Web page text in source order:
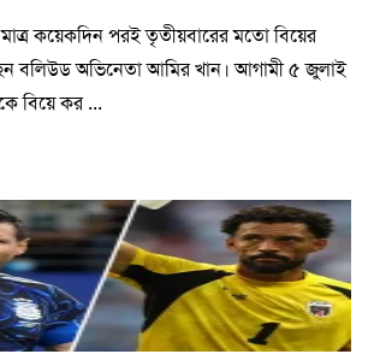
কয়েকদিন পরই তৃতীয়বারের মতো বিয়ের
বলিউড অভিনেতা আমির খান। আগামী ৫ জুলাই
বিয়ে কর ...